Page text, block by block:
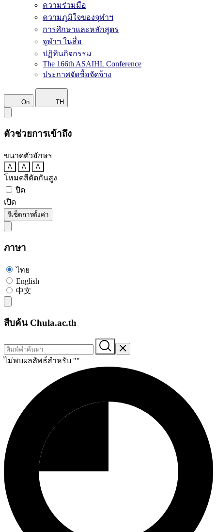
ความร่วมมือ
ความภูมิใจของจุฬาฯ
การศึกษาและหลักสูตร
จุฬาฯ ในสื่อ
ปฏิทินกิจกรรม
The 166th ASAIHL Conference
ประกาศจัดซื้อจัดจ้าง
On TH
ตัวช่วยการเข้าถึง
ขนาดตัวอักษร
A A A
โหมดสีตัดกันสูง
ปิด
เปิด
รีเซ็ตการตั้งค่า
ภาษา
ไทย
English
中文
สืบค้น Chula.ac.th
ไม่พบผลลัพธ์สำหรับ ""